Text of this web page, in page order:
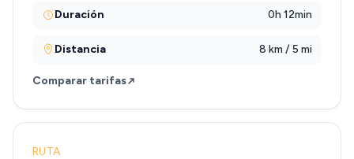
Duración 0h 12min
Distancia 8 km / 5 mi
Comparar tarifas
RUTA